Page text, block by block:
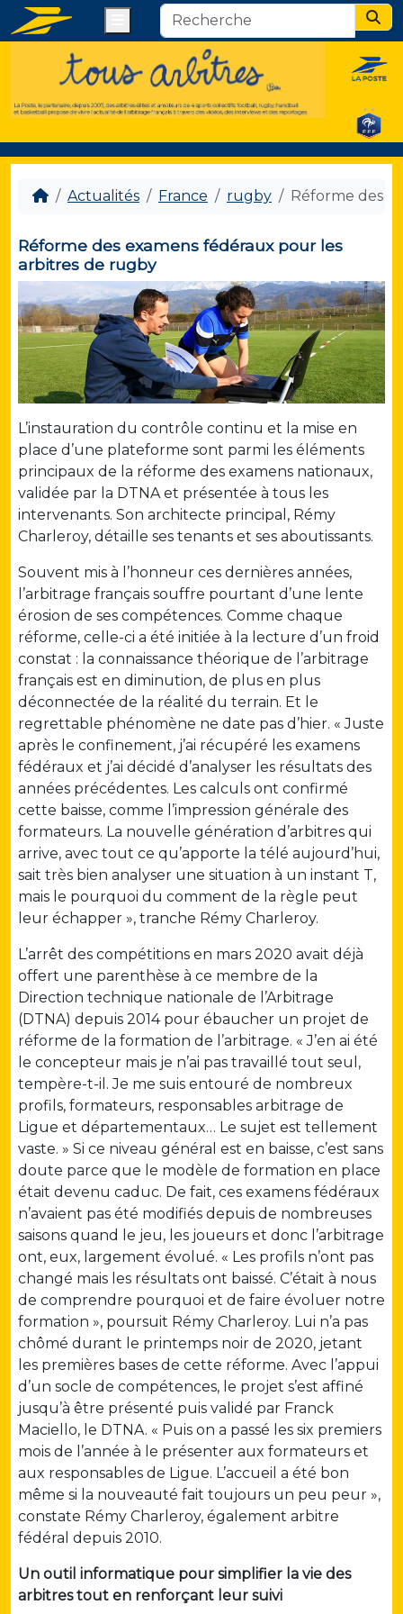
Actualités France rugby Réforme des
Réforme des examens fédéraux pour les
arbitres de rugby
L’instauration du contrôle continu et la mise en
place d’une plateforme sont parmi les éléments
principaux de la réforme des examens nationaux,
validée par la DTNA et présentée à tous les
intervenants. Son architecte principal, Rémy
Charleroy, détaille ses tenants et ses aboutissants.
Souvent mis à l’honneur ces dernières années,
l’arbitrage français souffre pourtant d’une lente
érosion de ses compétences. Comme chaque
réforme, celle-ci a été initiée à la lecture d’un froid
constat : la connaissance théorique de l’arbitrage
français est en diminution, de plus en plus
déconnectée de la réalité du terrain. Et le
regrettable phénomène ne date pas d’hier. « Juste
après le confinement, j’ai récupéré les examens
fédéraux et j’ai décidé d’analyser les résultats des
années précédentes. Les calculs ont confirmé
cette baisse, comme l’impression générale des
formateurs. La nouvelle génération d’arbitres qui
arrive, avec tout ce qu’apporte la télé aujourd’hui,
sait très bien analyser une situation à un instant T,
mais le pourquoi du comment de la règle peut
leur échapper », tranche Rémy Charleroy.
L’arrêt des compétitions en mars 2020 avait déjà
offert une parenthèse à ce membre de la
Direction technique nationale de l’Arbitrage
(DTNA) depuis 2014 pour ébaucher un projet de
réforme de la formation de l’arbitrage. « J’en ai été
le concepteur mais je n’ai pas travaillé tout seul,
tempère-t-il. Je me suis entouré de nombreux
profils, formateurs, responsables arbitrage de
Ligue et départementaux… Le sujet est tellement
vaste. » Si ce niveau général est en baisse, c’est sans
doute parce que le modèle de formation en place
était devenu caduc. De fait, ces examens fédéraux
n’avaient pas été modifiés depuis de nombreuses
saisons quand le jeu, les joueurs et donc l’arbitrage
ont, eux, largement évolué. « Les profils n’ont pas
changé mais les résultats ont baissé. C’était à nous
de comprendre pourquoi et de faire évoluer notre
formation », poursuit Rémy Charleroy. Lui n’a pas
chômé durant le printemps noir de 2020, jetant
les premières bases de cette réforme. Avec l’appui
d’un socle de compétences, le projet s’est affiné
jusqu’à être présenté puis validé par Franck
Maciello, le DTNA. « Puis on a passé les six premiers
mois de l’année à le présenter aux formateurs et
aux responsables de Ligue. L’accueil a été bon
même si la nouveauté fait toujours un peu peur »,
constate Rémy Charleroy, également arbitre
fédéral depuis 2010.
Un outil informatique pour simplifier la vie des
arbitres tout en renforçant leur suivi